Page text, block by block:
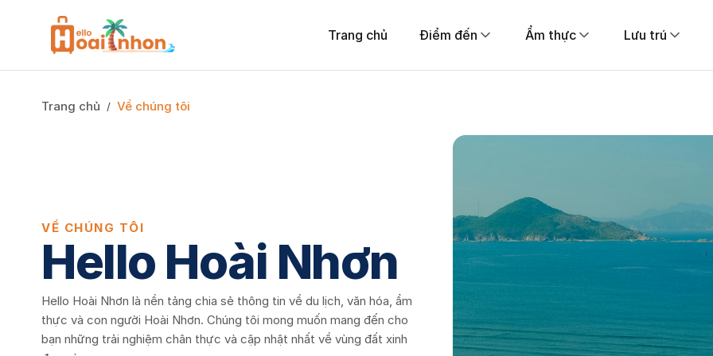
Trang chủ Điểm đến Ẩm thực Lưu trú
Trang chủ / Về chúng tôi
VỀ CHÚNG TÔI
Hello Hoài Nhơn
Hello Hoài Nhơn là nền tảng chia sẻ thông tin về du lịch, văn hóa, ẩm
thực và con người Hoài Nhơn. Chúng tôi mong muốn mang đến cho
bạn những trải nghiệm chân thực và cập nhật nhất về vùng đất xinh